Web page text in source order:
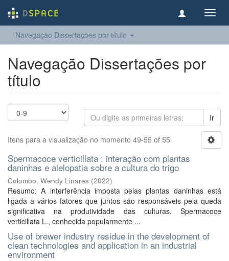
Navegação Dissertações por título
Navegação Dissertações por
título
Ir
Itens para a visualização no momento 49-55 of 55
Spermacoce verticillata : interação com plantas
daninhas e alelopatia sobre a cultura do trigo
Colombo, Wendy Linares (2022)
Resumo: A interferência imposta pelas plantas daninhas está
ligada a vários fatores que juntos são responsáveis pela queda
significativa na produtividade das culturas. Spermacoce
verticillata L., conhecida popularmente ...
Use of brewer industry residue in the development of
clean technologies and application in an industrial
environment